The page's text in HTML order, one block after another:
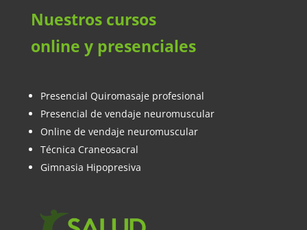
Nuestros cursos
online y presenciales
Presencial Quiromasaje profesional
Presencial de vendaje neuromuscular
Online de vendaje neuromuscular
Técnica Craneosacral
Gimnasia Hipopresiva